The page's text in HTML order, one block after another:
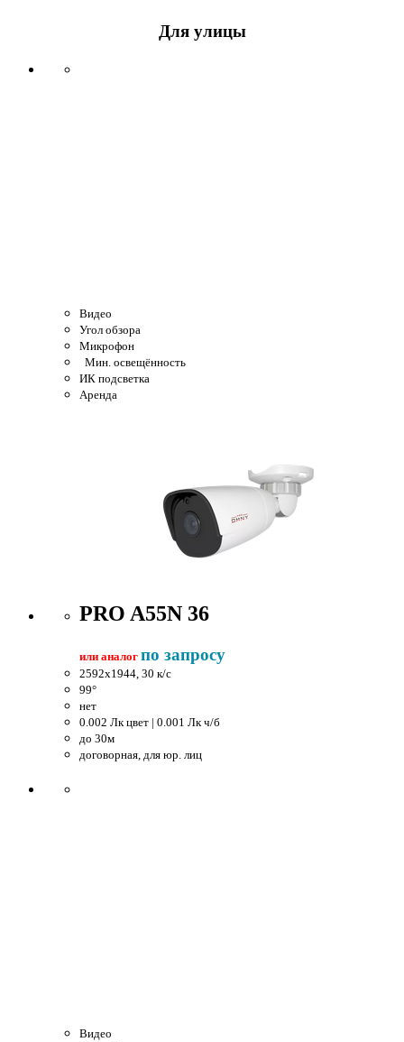
Для улицы
Видео
Угол обзора
Микрофон
Мин. освещённость
ИК подсветка
Аренда
PRO A55N 36
или аналог по запросу
2592x1944, 30 к/c
99°
нет
0.002 Лк цвет | 0.001 Лк ч/б
до 30м
договорная, для юр. лиц
Видео